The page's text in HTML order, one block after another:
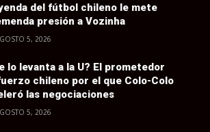
del fútbol chileno le mete
presión a Vozinha
5, 2026
lo levanta a la U? El prometedor
chileno por el que Colo-Colo
las negociaciones
5, 2026